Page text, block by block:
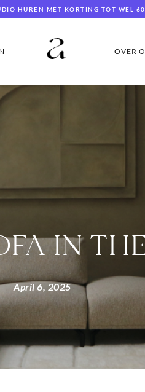
HUREN MET KORTING TOT WEL
OVER
IN
April 6, 2025